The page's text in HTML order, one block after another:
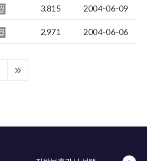
3,815
2004-06-09
2,971
2004-06-06